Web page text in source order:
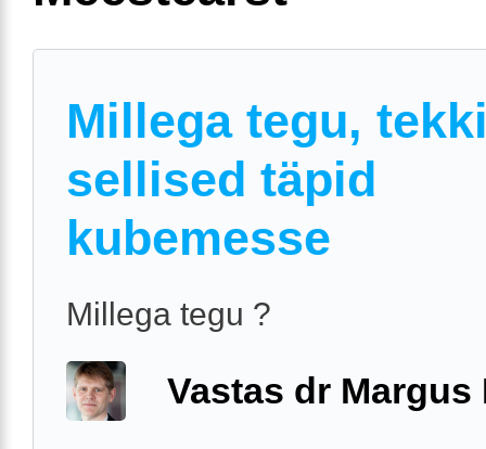
Millega tegu,
sellised täpid
kubemesse
Millega tegu ?
Vastas dr Margus